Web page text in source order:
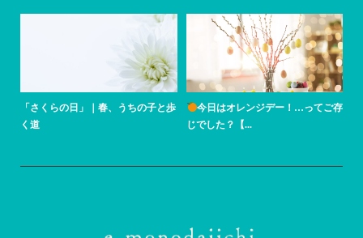
「さくらの日」｜春、うちの子と歩
く道
今日はオレンジデー！…ってご存
じでした？【...